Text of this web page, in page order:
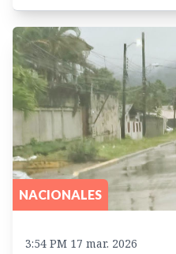
NACIONALES
3:54 PM 17 mar. 2026